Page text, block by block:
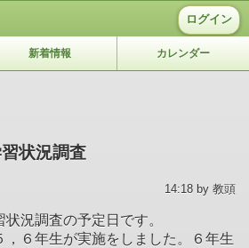
ログイン
新着情報 カレンダー
状況調査
14:18 by 教頭
況調査の予定日です。
，６年生が実施をしました。６年生